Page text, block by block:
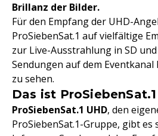
Brillanz der Bilder.
Für den Empfang der UHD-
ProSiebenSat.1 auf vielfältige
zur Live-Ausstrahlung in SD
Sendungen auf dem Eventkanal
zu sehen.
Das ist
ProSiebenSat.1 UHD, den
ProSiebenSat.1-Gruppe, gibt es